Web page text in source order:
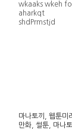
wkaaks wkeh
aharkqt
shdPrmstjd
마나토끼, 웹툰미
만화, 썰툰, 마나